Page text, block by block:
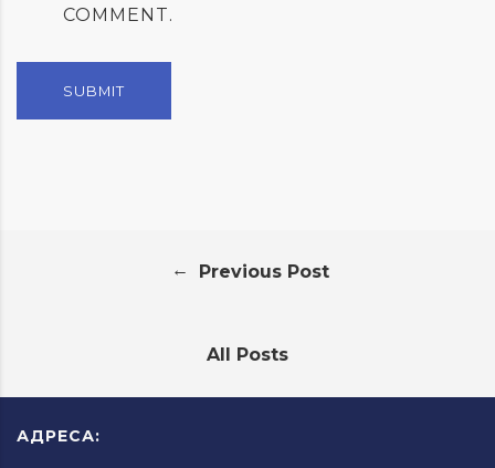
COMMENT.
← Previous Post
All Posts
АДРЕСА: